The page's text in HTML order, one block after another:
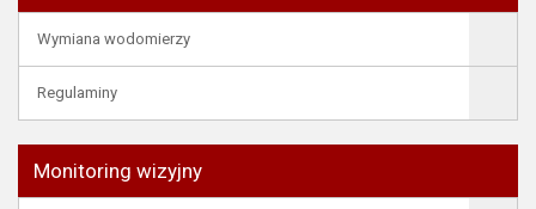
Wymiana wodomierzy
Regulaminy
Monitoring wizyjny